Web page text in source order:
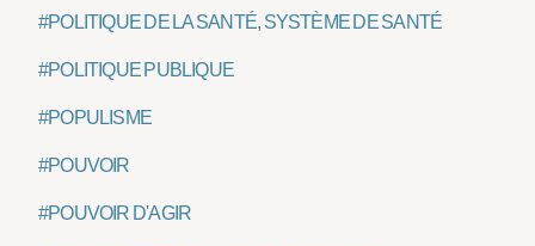
#POLITIQUE DE LA SANTÉ, SYSTÈME DE SANTÉ
#POLITIQUE PUBLIQUE
#POPULISME
#POUVOIR
#POUVOIR D'AGIR